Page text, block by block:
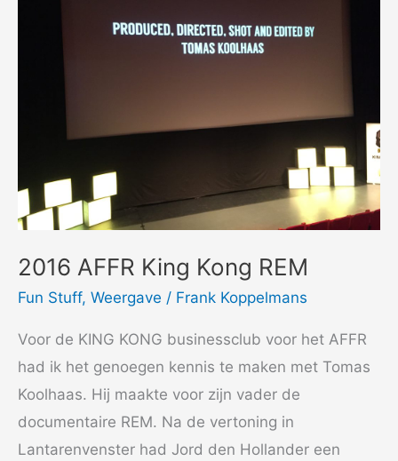
2016 AFFR King Kong REM
Fun Stuff, Weergave / Frank Koppelmans
Voor de KING KONG businessclub voor het AFFR
had ik het genoegen kennis te maken met Tomas
Koolhaas. Hij maakte voor zijn vader de
documentaire REM. Na de vertoning in
Lantarenvenster had Jord den Hollander een